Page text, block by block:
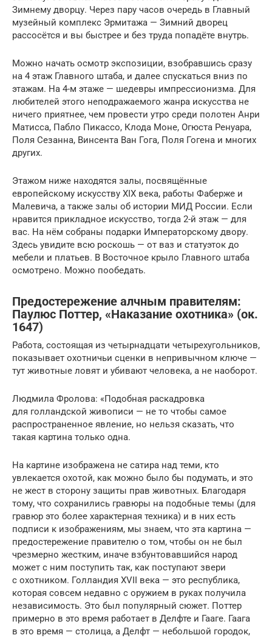
Зимнему дворцу. Через пару часов очередь в Главный
музейный комплекс Эрмитажа — Зимний дворец
рассосётся и вы быстрее и без труда попадёте внутрь.
Можно начать осмотр экспозиции, взобравшись сразу
на 4 этаж Главного штаба, и далее спускаться вниз по
этажам. На 4-м этаже — шедевры импрессионизма. Для
любителей этого неподражаемого жанра искусства не
ничего приятнее, чем провести утро среди полотен Анри
Матисса, Пабло Пикассо, Клода Моне, Огюста Ренуара,
Поля Сезанна, Винсента Ван Гога, Поля Гогена и многих
других.
Этажом ниже находятся залы, посвящённые
европейскому искусству XIX века, работы Фаберже и
Малевича, а также залы об истории МИД России. Если
нравится прикладное искусство, тогда 2-й этаж — для
вас. На нём собраны подарки Императорскому двору.
Здесь увидите всю роскошь — от ваз и статуэток до
мебели и платьев. В Восточное крыло Главного штаба
осмотрено. Можно пообедать.
Предостережение алчным правителям:
Паулюс Поттер, «Наказание охотника» (ок.
1647)
Работа, состоящая из четырнадцати четырехугольников,
показывает охотничьи сценки в непривычном ключе —
тут животные ловят и убивают человека, а не наоборот.
Людмила Фролова: «Подобная раскадровка
для голландской живописи — не то чтобы самое
распространенное явление, но нельзя сказать, что
такая картина только одна.
На картине изображена не сатира над теми, кто
увлекается охотой, как можно было бы подумать, и это
не жест в сторону защиты прав животных. Благодаря
тому, что сохранились гравюры на подобные темы (для
гравюр это более характерная техника) и в них есть
подписи к изображениям, мы знаем, что эта картина —
предостережение правителю о том, чтобы он не был
чрезмерно жестким, иначе взбунтовавшийся народ
может с ним поступить так, как поступают звери
с охотником. Голландия XVII века — это республика,
которая совсем недавно с оружием в руках получила
независимость. Это был популярный сюжет. Поттер
примерно в это время работает в Делфте и Гааге. Гаага
в это время — столица, а Делфт — небольшой городок,